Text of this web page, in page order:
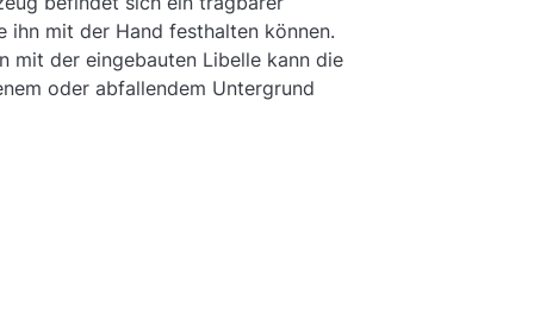
mit der Hand festhalten können.
mit der eingebauten Libelle kann die
oder abfallendem Untergrund